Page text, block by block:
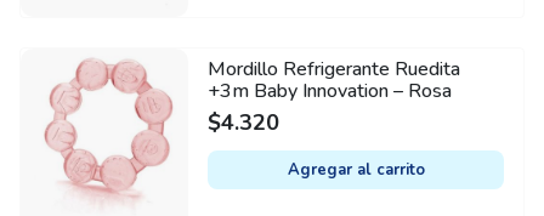
Mordillo Refrigerante Ruedita
+3m Baby Innovation – Rosa
$4.320
Agregar al carrito